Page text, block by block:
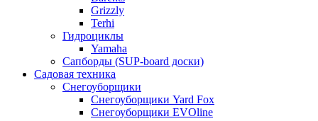
Grizzly
Terhi
Гидроциклы
Yamaha
Сапборды (SUP-board доски)
Садовая техника
Снегоуборщики
Снегоуборщики Yard Fox
Снегоуборщики EVOline